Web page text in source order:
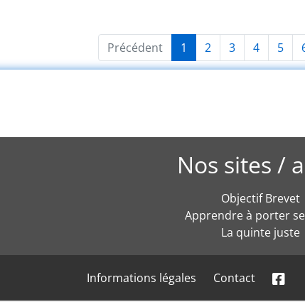
Précédent 1 2 3 4 5
Nos sites /
Objectif Brevet
Apprendre à porter
La quinte juste
Informations légales Contact